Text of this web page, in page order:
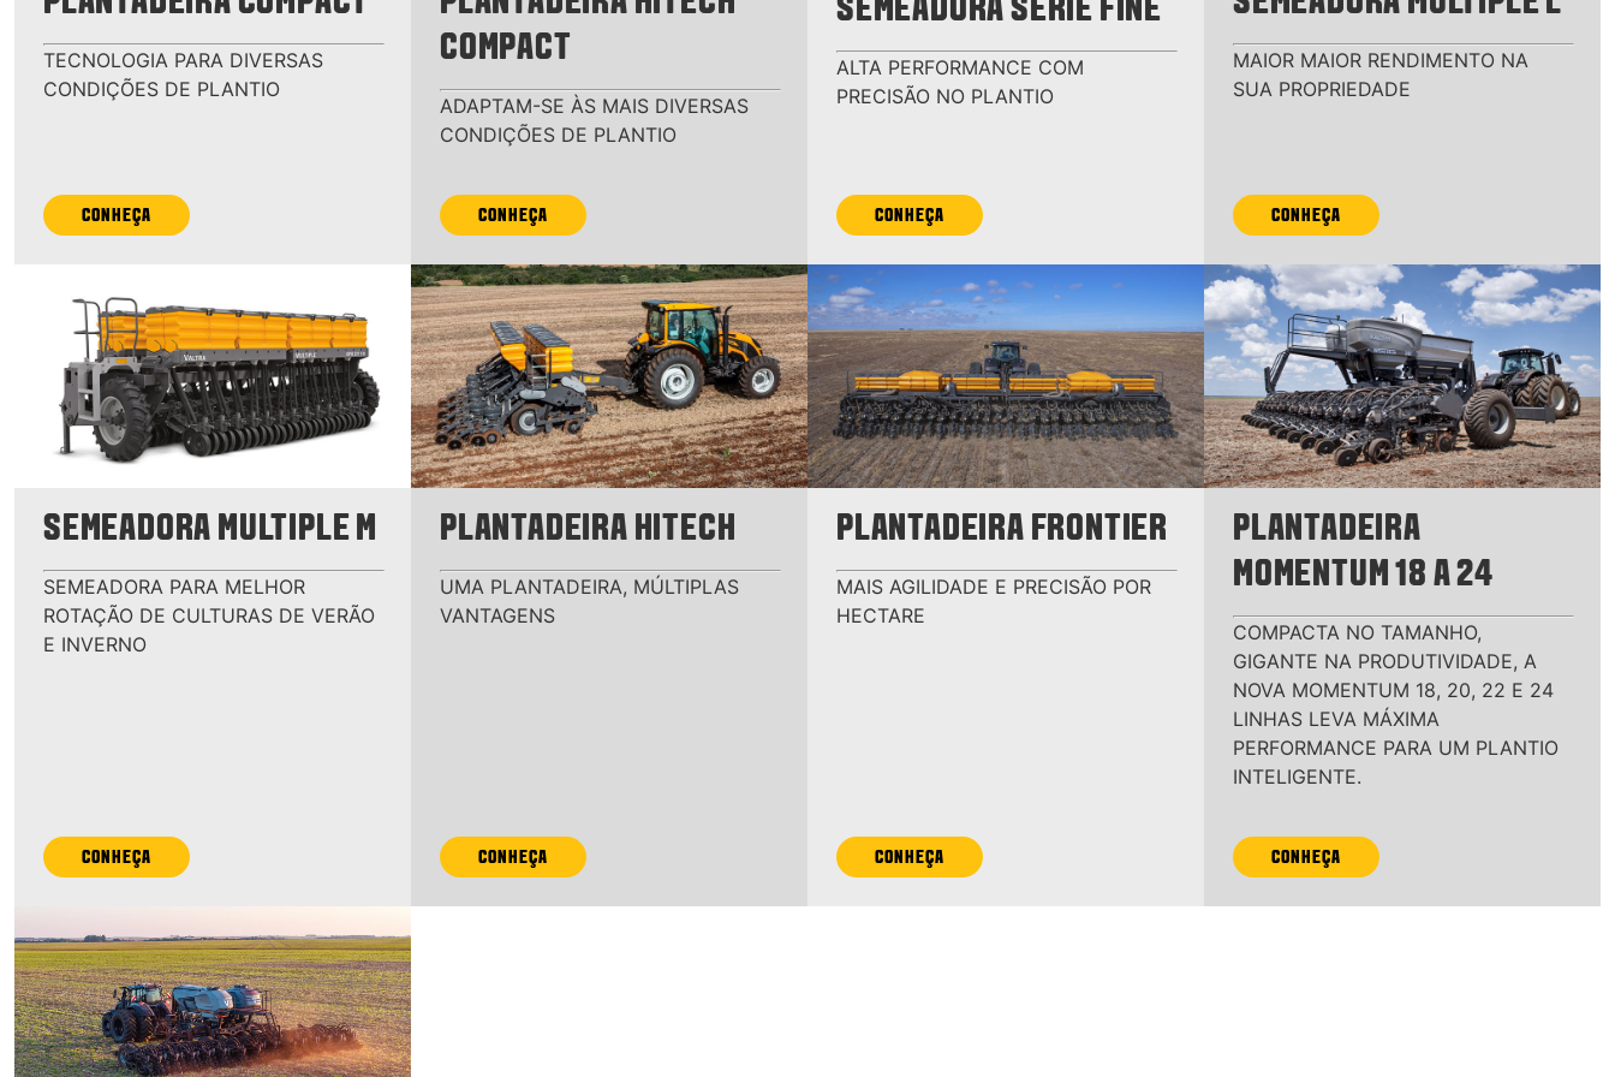
TECNOLOGIA PARA DIVERSAS
CONDIÇÕES DE PLANTIO
CONHEÇA
COMPACT
ADAPTAM-SE ÀS MAIS DIVERSAS
CONDIÇÕES DE PLANTIO
CONHEÇA
ALTA PERFORMANCE COM
PRECISÃO NO PLANTIO
CONHEÇA
MAIOR MAIOR RENDIMENTO NA
SUA PROPRIEDADE
CONHEÇA
SEMEADORA MULTIPLE M
SEMEADORA PARA MELHOR
ROTAÇÃO DE CULTURAS DE VERÃO
E INVERNO
CONHEÇA
PLANTADEIRA HITECH
UMA PLANTADEIRA, MÚLTIPLAS
VANTAGENS
CONHEÇA
PLANTADEIRA FRONTIER
MAIS AGILIDADE E PRECISÃO POR
HECTARE
CONHEÇA
PLANTADEIRA
MOMENTUM 18 A 24
COMPACTA NO TAMANHO,
GIGANTE NA PRODUTIVIDADE, A
NOVA MOMENTUM 18, 20, 22 E 24
LINHAS LEVA MÁXIMA
PERFORMANCE PARA UM PLANTIO
INTELIGENTE.
CONHEÇA